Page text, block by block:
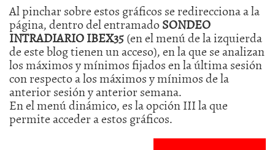
Al pinchar sobre estos gráficos se redirecciona a la
página, dentro del entramadoSONDEO
INTRADIARIO IBEX35(en el menú de la izquierda
de este blog tienen un acceso), en la que se analizan
los máximos y mínimos fijados en la última sesión
con respecto a los máximos y mínimos de la
anterior sesión y anterior semana.
En el menú dinámico, es la opción III la que
permite acceder a estos gráficos.